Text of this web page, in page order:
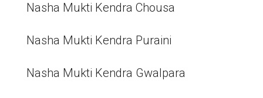
Nasha Mukti Kendra Chousa
Nasha Mukti Kendra Puraini
Nasha Mukti Kendra Gwalpara